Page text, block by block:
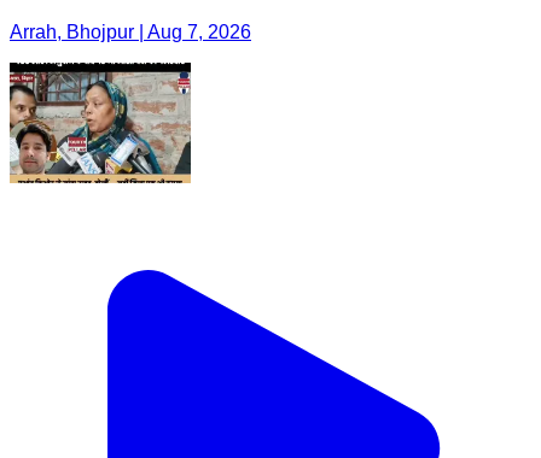
Arrah, Bhojpur | Aug 7, 2026